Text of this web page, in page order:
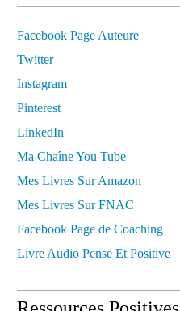
Facebook Page Auteure
Twitter
Instagram
Pinterest
LinkedIn
Ma Chaîne You Tube
Mes Livres Sur Amazon
Mes Livres Sur FNAC
Facebook Page de Coaching
Livre Audio Pense Et Positive